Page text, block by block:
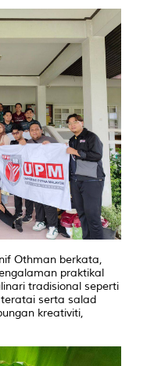
Othman berkata,
praktikal
tradisional seperti
serta salad
kreativiti,